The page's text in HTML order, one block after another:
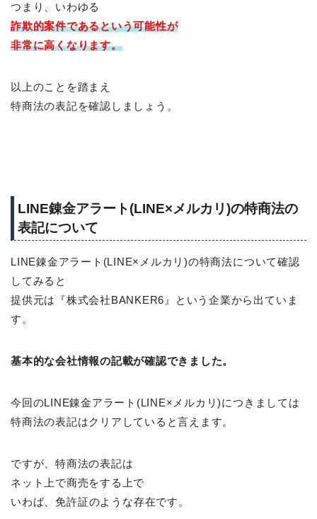
つまり、いわゆる
詐欺的案件であるという可能性が
非常に高くなります。
以上のことを踏まえ
特商法の表記を確認しましょう。
LINE錬金アラート(LINE×メルカリ)の特商法の
表記について
LINE錬金アラート(LINE×メルカリ)の特商法について確認
してみると
提供元は『株式会社BANKER6』という企業から出ていま
す。
基本的な会社情報の記載が確認できました。
今回のLINE錬金アラート(LINE×メルカリ)につきましては
特商法の表記はクリアしていると言えます。
ですが、特商法の表記は
ネット上で商売をする上で
いわば、免許証のような存在です。